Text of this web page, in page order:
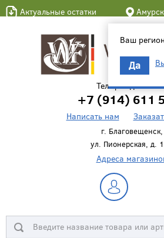
Актуальные остатки
Ваш
Да
Телефон для
+7 (914) 611
Написать нам
г. Благовещенск,
ул. Пионерская, д.
Адреса